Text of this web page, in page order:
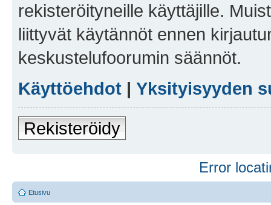
rekisteröityneille käyttäjille.
liittyvät käytännöt ennen
keskustelufoorumin säännöt.
Käyttöehdot | Yksityisyyden
Rekisteröidy
Error
Etusivu